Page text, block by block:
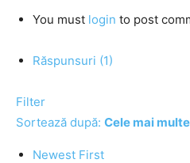
You must login to post
Răspunsuri (1)
Filter
Sortează după: Cele mai
Newest First